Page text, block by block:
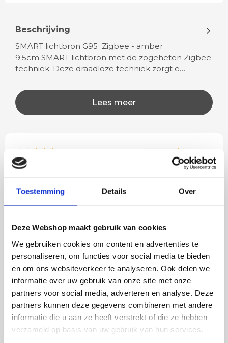
Toestemming Details Over
Deze Webshop maakt gebruik van cookies
We gebruiken cookies om content en advertenties te
personaliseren, om functies voor social media te bieden
en om ons websiteverkeer te analyseren. Ook delen we
informatie over uw gebruik van onze site met onze
partners voor social media, adverteren en analyse. Deze
partners kunnen deze gegevens combineren met andere
informatie die u aan ze heeft verstrekt of die ze hebben
verzameld op basis van uw gebruik van hun services.
Beschrijving
SMART lichtbron G95 Zigbee - amber
9.5cm SMART lichtbron met de zogeheten Zigbee
techniek. Deze draadloze techniek zorgt e…
Lees meer
Rian
lamp heb uitgekozen en
besteld. De volgende dag
netjes en veilig verpakt.
leveren verliep vlot en
veel sfeer, het is ook
eenvoudig te
MEER PRODUCTEN